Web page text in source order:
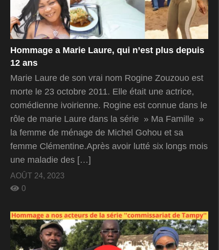
Hommage a Marie Laure, qui n’est plus depuis
12 ans
Marie Laure de son vrai nom Rogine Zouzouo est
morte le 23 octobre 2011. Elle était une actrice,
comédienne ivoirienne. Rogine est connue dans le
rôle de marie Laure dans la série » Ma Famille »
la femme de ménage de Michel Gohou et sa
femme Clémentine.Après avoir lutté six longs mois
une maladie des […]
AOÛT 24, 2023
0